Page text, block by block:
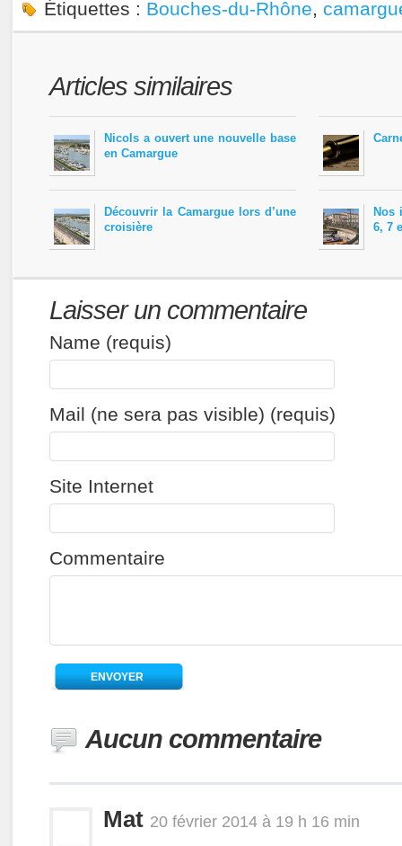
Étiquettes : Bouches-du-Rhône,
Articles similaires
Nicols a ouvert une nouvelle base
en Camargue
Découvrir la Camargue lors d’une
croisière
Nos
6, 7
Laisser un commentaire
Name (requis)
Mail (ne sera pas visible) (requis)
Site Internet
Commentaire
Aucun commentaire
Mat 20 février 2014 à 19 h 16 min